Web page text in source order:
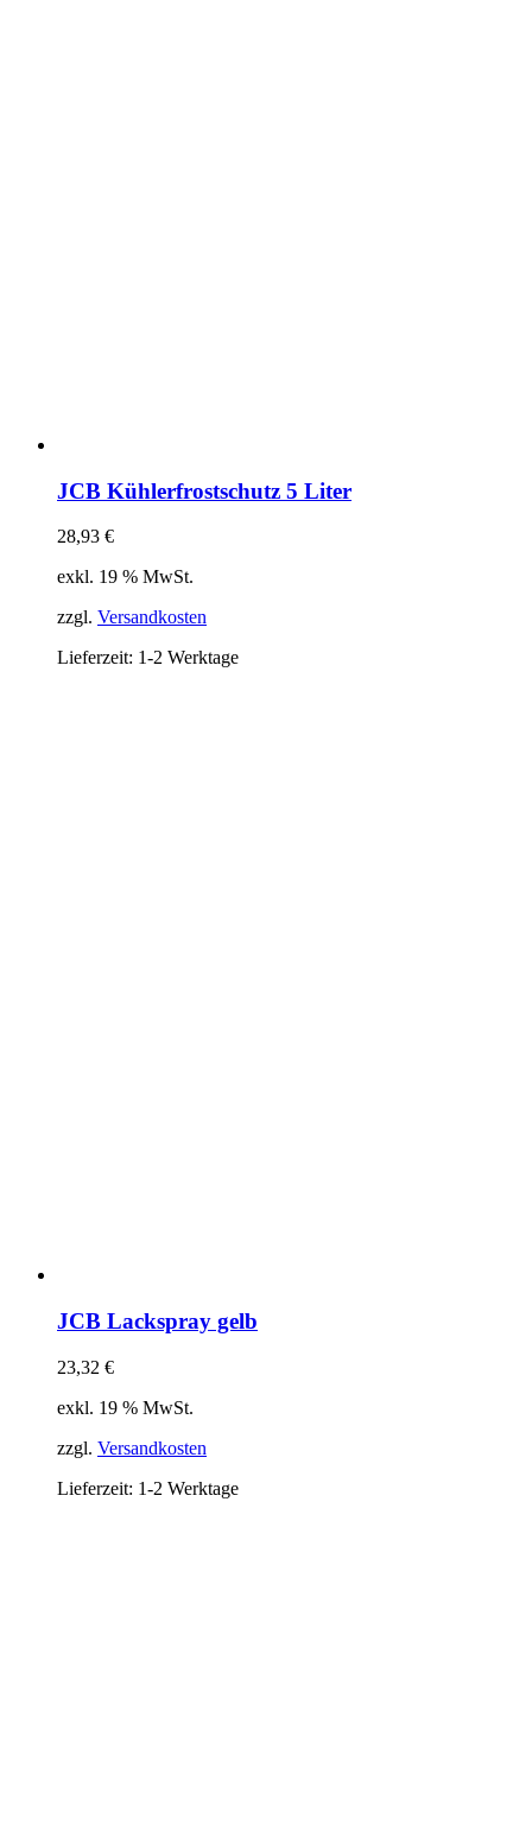
JCB Kühlerfrostschutz 5 Liter
28,93 €
exkl. 19 % MwSt.
zzgl. Versandkosten
Lieferzeit: 1-2 Werktage
JCB Lackspray gelb
23,32 €
exkl. 19 % MwSt.
zzgl. Versandkosten
Lieferzeit: 1-2 Werktage